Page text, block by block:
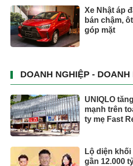
Xe Nhật áp
bán chậm,
góp mặt
DOANH NGHIỆP - DOANH
UNIQLO
mạnh trên
ty mẹ Fast
Lộ diện
gần 12.000